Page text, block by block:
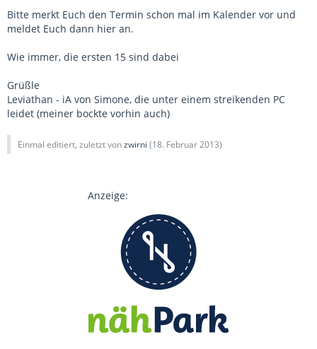
Bitte merkt Euch den Termin schon mal im Kalender vor und
meldet Euch dann hier an.
Wie immer, die ersten 15 sind dabei
Grüßle
Leviathan - iA von Simone, die unter einem streikenden PC
leidet (meiner bockte vorhin auch)
Einmal editiert, zuletzt vonzwirni (18. Februar 2013)
Anzeige: